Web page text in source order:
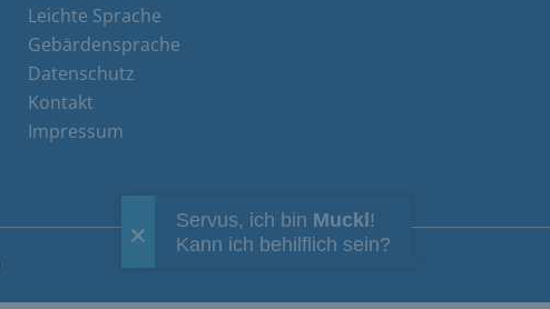
Leichte Sprache
Gebärdensprache
Datenschutz
Kontakt
Impressum
Servus, ich bin Muckl!
Kann ich behilflich sein?